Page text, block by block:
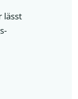
lässt